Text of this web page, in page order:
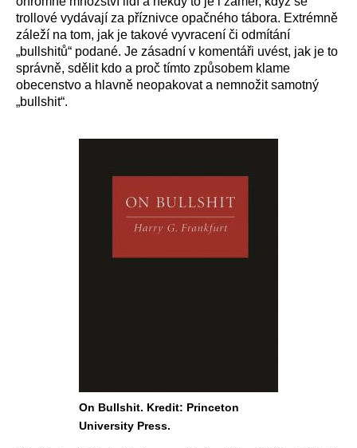
trollové vydávají za příznivce opačného tábora. Extrémně
záleží na tom, jak je takové vyvracení či odmítání
„bullshitů“ podané. Je zásadní v komentáři uvést, jak je to
správně, sdělit kdo a proč tímto způsobem klame
obecenstvo a hlavně neopakovat a nemnožit samotný
„bullshit“.
On Bullshit. Kredit: Princeton
University Press.